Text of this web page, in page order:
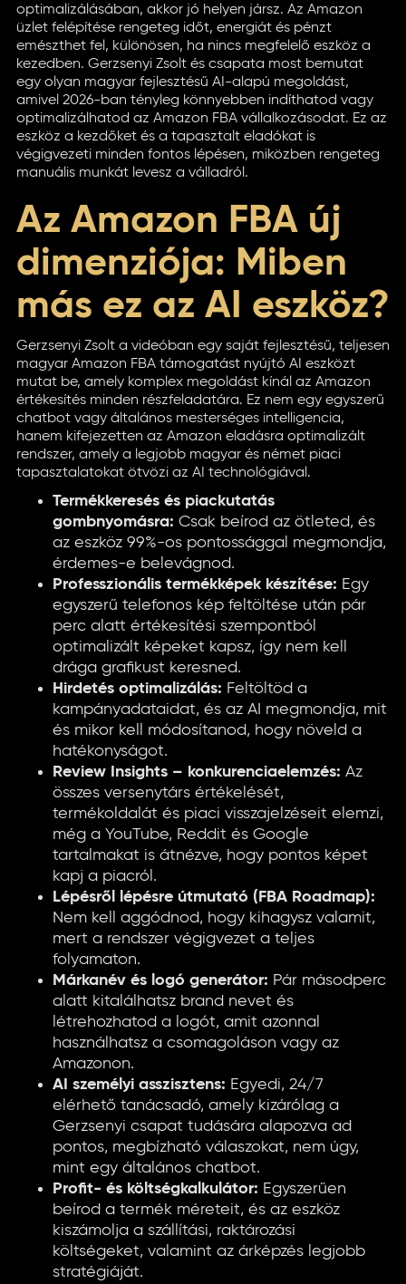
optimalizálásában, akkor jó helyen jársz. Az Amazon
üzlet felépítése rengeteg időt, energiát és pénzt
emészthet fel, különösen, ha nincs megfelelő eszköz a
kezedben. Gerzsenyi Zsolt és csapata most bemutat
egy olyan magyar fejlesztésű AI-alapú megoldást,
amivel 2026-ban tényleg könnyebben indíthatod vagy
optimalizálhatod az Amazon FBA vállalkozásodat. Ez az
eszköz a kezdőket és a tapasztalt eladókat is
végigvezeti minden fontos lépésen, miközben rengeteg
manuális munkát levesz a válladról.
Az Amazon FBA új
dimenziója: Miben
más ez az AI eszköz?
Gerzsenyi Zsolt a videóban egy saját fejlesztésű, teljesen
magyar Amazon FBA támogatást nyújtó AI eszközt
mutat be, amely komplex megoldást kínál az Amazon
értékesítés minden részfeladatára. Ez nem egy egyszerű
chatbot vagy általános mesterséges intelligencia,
hanem kifejezetten az Amazon eladásra optimalizált
rendszer, amely a legjobb magyar és német piaci
tapasztalatokat ötvözi az AI technológiával.
Termékkeresés és piackutatás
gombnyomásra: Csak beírod az ötleted, és
az eszköz 99%-os pontossággal megmondja,
érdemes-e belevágnod.
Professzionális termékképek készítése: Egy
egyszerű telefonos kép feltöltése után pár
perc alatt értékesítési szempontból
optimalizált képeket kapsz, így nem kell
drága grafikust keresned.
Hirdetés optimalizálás: Feltöltöd a
kampányadataidat, és az AI megmondja, mit
és mikor kell módosítanod, hogy növeld a
hatékonyságot.
Review Insights – konkurenciaelemzés: Az
összes versenytárs értékelését,
termékoldalát és piaci visszajelzéseit elemzi,
még a YouTube, Reddit és Google
tartalmakat is átnézve, hogy pontos képet
kapj a piacról.
Lépésről lépésre útmutató (FBA Roadmap):
Nem kell aggódnod, hogy kihagysz valamit,
mert a rendszer végigvezet a teljes
folyamaton.
Márkanév és logó generátor: Pár másodperc
alatt kitalálhatsz brand nevet és
létrehozhatod a logót, amit azonnal
használhatsz a csomagoláson vagy az
Amazonon.
AI személyi asszisztens: Egyedi, 24/7
elérhető tanácsadó, amely kizárólag a
Gerzsenyi csapat tudására alapozva ad
pontos, megbízható válaszokat, nem úgy,
mint egy általános chatbot.
Profit- és költségkalkulátor: Egyszerűen
beírod a termék méreteit, és az eszköz
kiszámolja a szállítási, raktározási
költségeket, valamint az árképzés legjobb
stratégiáját.